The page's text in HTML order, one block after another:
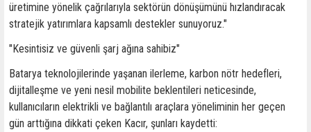
üretimine yönelik çağrılarıyla sektörün dönüşümünü hızlandıracak
stratejik yatırımlara kapsamlı destekler sunuyoruz."
"Kesintisiz ve güvenli şarj ağına sahibiz"
Batarya teknolojilerinde yaşanan ilerleme, karbon nötr hedefleri,
dijitalleşme ve yeni nesil mobilite beklentileri neticesinde,
kullanıcıların elektrikli ve bağlantılı araçlara yöneliminin her geçen
gün arttığına dikkati çeken Kacır, şunları kaydetti: